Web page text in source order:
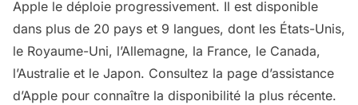
Apple le déploie progressivement. Il est disponible
dans plus de 20 pays et 9 langues, dont les États-Unis,
le Royaume-Uni, l’Allemagne, la France, le Canada,
l’Australie et le Japon. Consultez la page d’assistance
d’Apple pour connaître la disponibilité la plus récente.